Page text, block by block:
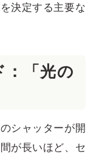
決定する主要な
：「光の
シャッターが開
が長いほど、セ